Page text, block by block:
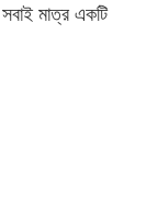
মাত্র একটি